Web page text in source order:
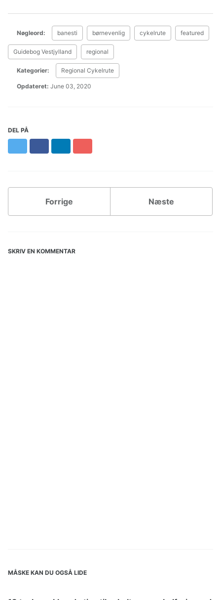
Nøgleord: banesti børnevenlig cykelrute featured
Guidebog Vestjylland regional
Kategorier: Regional Cykelrute
Opdateret: June 03, 2020
DEL PÅ
Forrige Næste
SKRIV EN KOMMENTAR
MÅSKE KAN DU OGSÅ LIDE